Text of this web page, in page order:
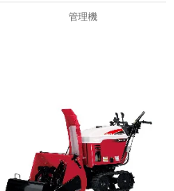
管理機